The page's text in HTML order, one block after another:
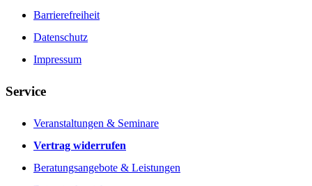
Barrierefreiheit
Datenschutz
Impressum
Service
Veranstaltungen & Seminare
Vertrag widerrufen
Beratungsangebote & Leistungen